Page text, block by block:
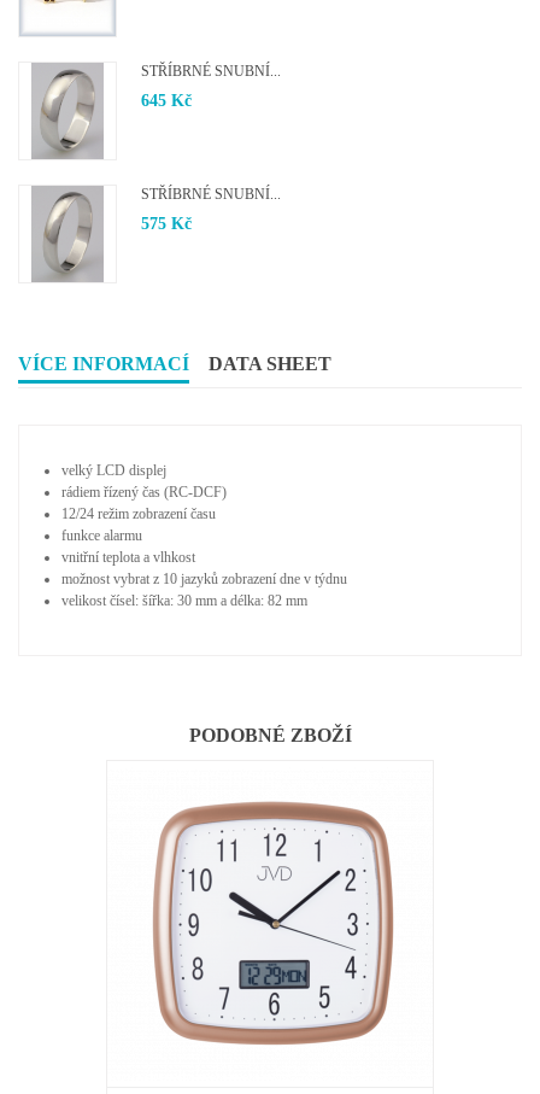
STŘÍBRNÉ SNUBNÍ...
645 Kč
STŘÍBRNÉ SNUBNÍ...
575 Kč
VÍCE INFORMACÍ DATA SHEET
velký LCD displej
rádiem řízený čas (RC-DCF)
12/24 režim zobrazení času
funkce alarmu
vnitřní teplota a vlhkost
možnost vybrat z 10 jazyků zobrazení dne v týdnu
velikost čísel: šířka: 30 mm a délka: 82 mm
PODOBNÉ ZBOŽÍ